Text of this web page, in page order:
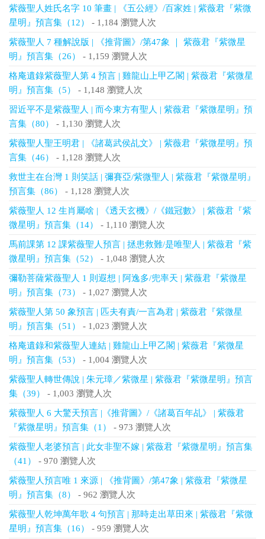
紫薇聖人姓氏名字 10 筆畫 | 《五公經》/百家姓 | 紫薇君『紫微
星明』預言集（12）
- 1,184 瀏覽人次
紫薇聖人 7 種解說版 | 《推背圖》/第47象 ｜ 紫薇君『紫微星
明』預言集（26）
- 1,159 瀏覽人次
格庵遺錄紫薇聖人第 4 預言 | 雞龍山上甲乙閣 | 紫薇君『紫微星
明』預言集（5）
- 1,148 瀏覽人次
習近平不是紫薇聖人 | 而今東方有聖人 | 紫薇君『紫微星明』預
言集（80）
- 1,130 瀏覽人次
紫薇聖人聖王明君 | 《諸葛武侯乩文》 | 紫薇君『紫微星明』預
言集（46）
- 1,128 瀏覽人次
救世主在台灣 1 則笑話 | 彌賽亞/紫微聖人 | 紫薇君『紫微星明』
預言集（86）
- 1,128 瀏覽人次
紫薇聖人 12 生肖屬啥 | 《透天玄機》/《鐵冠數》 | 紫薇君『紫
微星明』預言集（14）
- 1,110 瀏覽人次
馬前課第 12 課紫薇聖人預言 | 拯患救難/是唯聖人 | 紫薇君『紫
微星明』預言集（52）
- 1,048 瀏覽人次
彌勒菩薩紫薇聖人 1 則遐想 | 阿逸多/兜率天 | 紫薇君『紫微星
明』預言集（73）
- 1,027 瀏覽人次
紫薇聖人第 50 象預言 | 匹夫有責/一言為君 | 紫薇君『紫微星
明』預言集（51）
- 1,023 瀏覽人次
格庵遺錄和紫薇聖人連結 | 雞龍山上甲乙閣 | 紫薇君『紫微星
明』預言集（53）
- 1,004 瀏覽人次
紫薇聖人轉世傳說 | 朱元璋／紫微星 | 紫薇君『紫微星明』預言
集（39）
- 1,003 瀏覽人次
紫薇聖人 6 大驚天預言 |《推背圖》/《諸葛百年乩》 | 紫薇君
『紫微星明』預言集（1）
- 973 瀏覽人次
紫薇聖人老婆預言 | 此女非聖不嫁 | 紫薇君『紫微星明』預言集
（41）
- 970 瀏覽人次
紫薇聖人預言唯 1 來源 | 《推背圖》/第47象 | 紫薇君『紫微星
明』預言集（8）
- 962 瀏覽人次
紫薇聖人乾坤萬年歌 4 句預言 | 那時走出草田來 | 紫薇君『紫微
星明』預言集（16）
- 959 瀏覽人次